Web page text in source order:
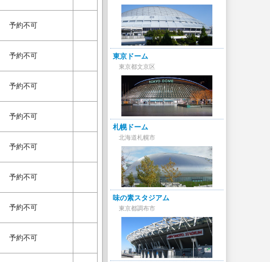
予約不可
予約不可
予約不可
予約不可
予約不可
予約不可
予約不可
予約不可
東京ドーム
東京都文京区
札幌ドーム
北海道札幌市
味の素スタジアム
東京都調布市